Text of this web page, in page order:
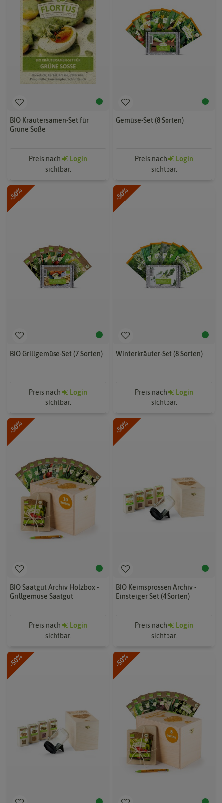
BIO Kräutersamen-Set für
Grüne Soße
Preis nach
Login
sichtbar.
Gemüse-Set (8 Sorten)
Preis nach
Login
sichtbar.
-50%
BIO Grillgemüse-Set (7 Sorten)
Preis nach
Login
sichtbar.
-50%
Winterkräuter-Set (8 Sorten)
Preis nach
Login
sichtbar.
-50%
BIO Saatgut Archiv Holzbox -
Grillgemüse Saatgut
Preis nach
Login
sichtbar.
-50%
BIO Keimsprossen Archiv -
Einsteiger Set (4 Sorten)
Preis nach
Login
sichtbar.
-50% -50%